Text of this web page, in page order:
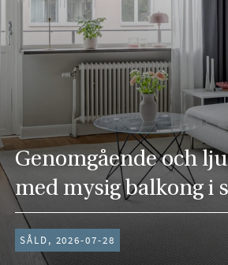
Genomgående och
med mysig balkong i
SÅLD, 2026-07-28